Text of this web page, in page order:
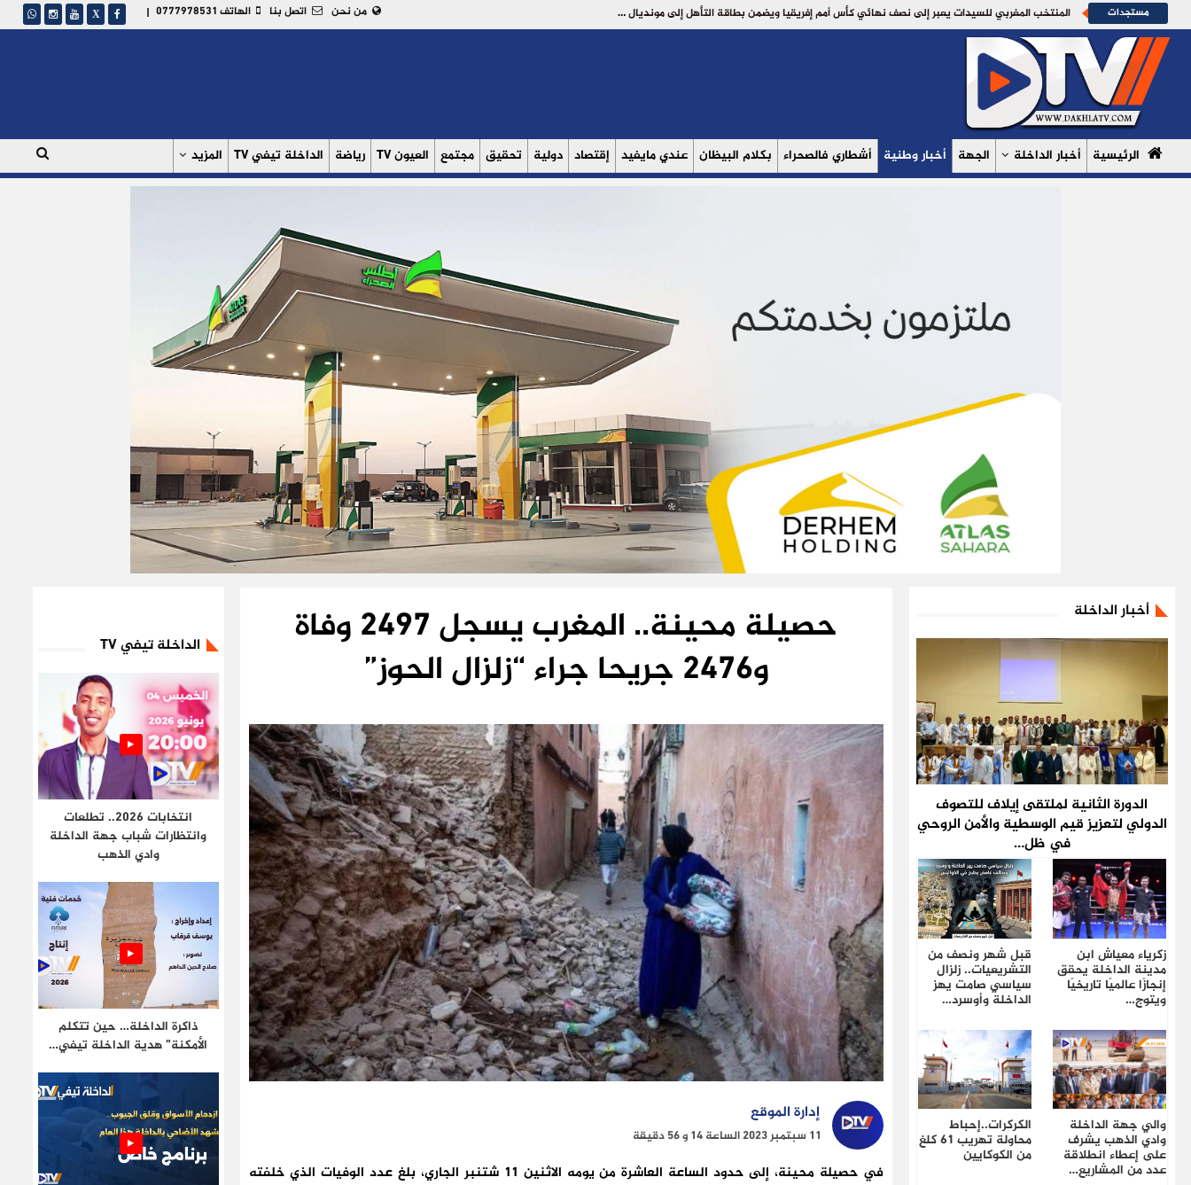
| الهاتف 0777978531 اتصل بنا من نحن مستجدات المنتخب المغربي للسيدات يعبر إلى نصف نهائي كأس أمم إفريقيا ويضمن بطاقة التأهل إلى مونديال السيدات
الرئيسية أخبار الداخلة الجهة أخبار وطنية أشطاري فالصحراء بكلام البيظان عندي مايفيد إقتصاد دولية تحقيق مجتمع العيون TV رياضة الداخلة تيفي TV المزيد
حصيلة محينة.. المغرب يسجل 2497 وفاة
و2476 جريحا جراء “زلزال الحوز”
إدارة الموقع
11 سبتمبر 2023 الساعة 14 و 56 دقيقة
في حصيلة محينة، إلى حدود الساعة العاشرة من يومه الاثنين 11 شتنبر الجاري، بلغ عدد الوفيات الذي خلفته
أخبار الداخلة
الدورة الثانية لملتقى إيلاف للتصوف
الدولي لتعزيز قيم الوسطية والأمن الروحي
في ظل…
زكرياء معياش ابن
مدينة الداخلة يحقق
إنجازًا عالميًا تاريخيًا
ويتوج…
قبل شهر ونصف من
التشريعيات.. زلزال
سياسي صامت يهز
الداخلة وأوسرد…
والي جهة الداخلة
وادي الذهب يشرف
على إعطاء انطلاقة
عدد من المشاريع…
الكركرات..إحباط
محاولة تهريب 61 كلغ
من الكوكايين
الداخلة تيفي TV
انتخابات 2026.. تطلعات
وانتظارات شباب جهة الداخلة
وادي الذهب
ذاكرة الداخلة… حين تتكلم
الأمكنة” هدية الداخلة تيفي…